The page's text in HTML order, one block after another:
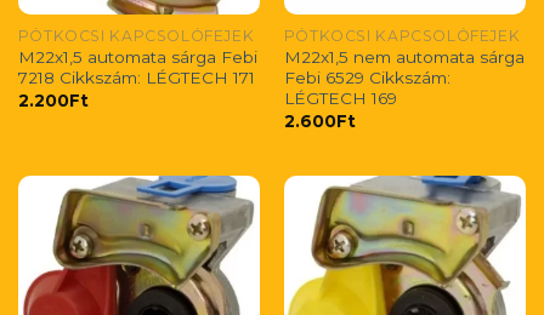
PÓTKOCSI KAPCSOLÓFEJEK
M22x1,5 automata sárga Febi
7218 Cikkszám: LÉGTECH 171
2.200Ft
PÓTKOCSI KAPCSOLÓFEJEK
M22x1,5 nem automata sárga
Febi 6529 Cikkszám:
LÉGTECH 169
2.600Ft